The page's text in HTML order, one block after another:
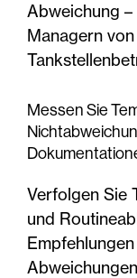
Abweichung
Managern
Messen Sie
Verfolgen Sie
und